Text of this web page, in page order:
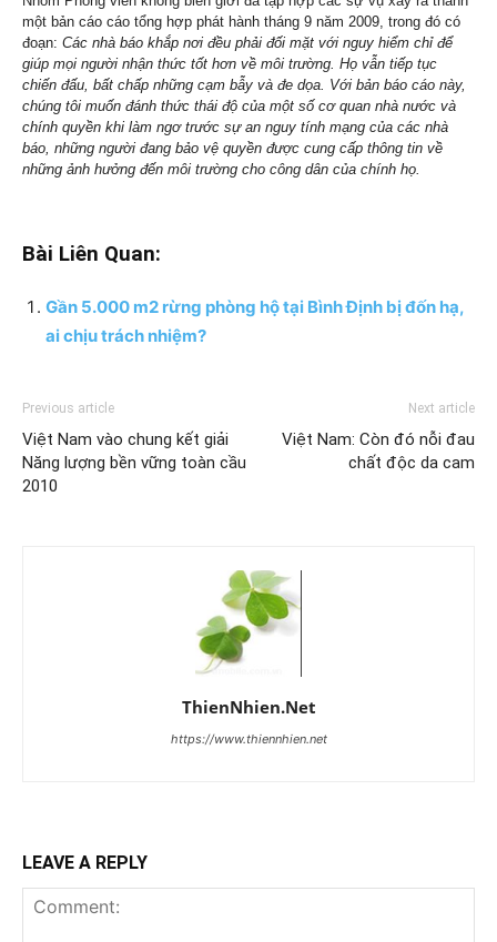
một bản cáo cáo tổng hợp phát hành tháng 9 năm 2009, trong đó có
đoạn: Các nhà báo khắp nơi đều phải đối mặt với nguy hiểm chỉ để
giúp mọi người nhận thức tốt hơn về môi trường. Họ vẫn tiếp tục
chiến đấu, bất chấp những cạm bẫy và đe dọa. Với bản báo cáo này,
chúng tôi muốn đánh thức thái độ của một số cơ quan nhà nước và
chính quyền khi làm ngơ trước sự an nguy tính mạng của các nhà
báo, những người đang bảo vệ quyền được cung cấp thông tin về
những ảnh hưởng đến môi trường cho công dân của chính họ.
Bài Liên Quan:
Gần 5.000 m2 rừng phòng hộ tại Bình Định bị đốn hạ,
ai chịu trách nhiệm?
Previous article
Việt Nam vào chung kết giải
Năng lượng bền vững toàn cầu
2010
Next article
Việt Nam: Còn đó nỗi đau
chất độc da cam
ThienNhien.Net
https://www.thiennhien.net
LEAVE A REPLY